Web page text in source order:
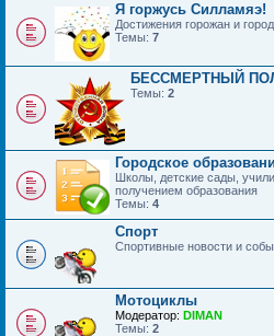
Я горжусь Силламяэ!
Достижения горожан и
Темы: 7
БЕССМЕРТНЫЙ
Темы: 2
Городское
Школы, детские сады,
получением образования
Темы: 4
Спорт
Спортивные новости и
Мотоциклы
Модератор: DIMAN
Темы: 2